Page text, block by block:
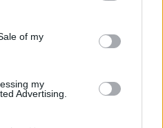
and its third-party tags to
purposes in below Google
of my
my
Advertising.
RÚGJA BE AZ AJTÓT
fognak majd zajlani az új film